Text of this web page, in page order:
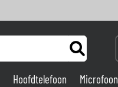
Hoofdtelefoon Microfoon